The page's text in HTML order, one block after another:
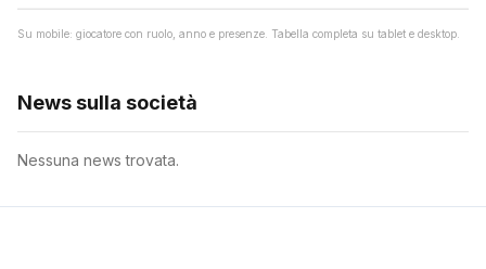
Su mobile: giocatore con ruolo, anno e presenze. Tabella completa su tablet e desktop.
News sulla società
Nessuna news trovata.